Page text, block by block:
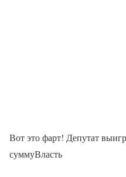
Вот это фарт! Депутат
суммуВласть